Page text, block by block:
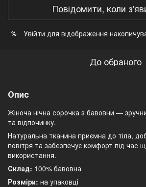
Повідомити, коли
% Увійти для відображення
До обраного
Опис
Жіноча нічна сорочка з бавовни —
та відпочинку.
Натуральна тканина приємна до тіла,
повітря та забезпечує комфорт під час
використання.
Склад: 100% бавовна
Розміри: на упаковці